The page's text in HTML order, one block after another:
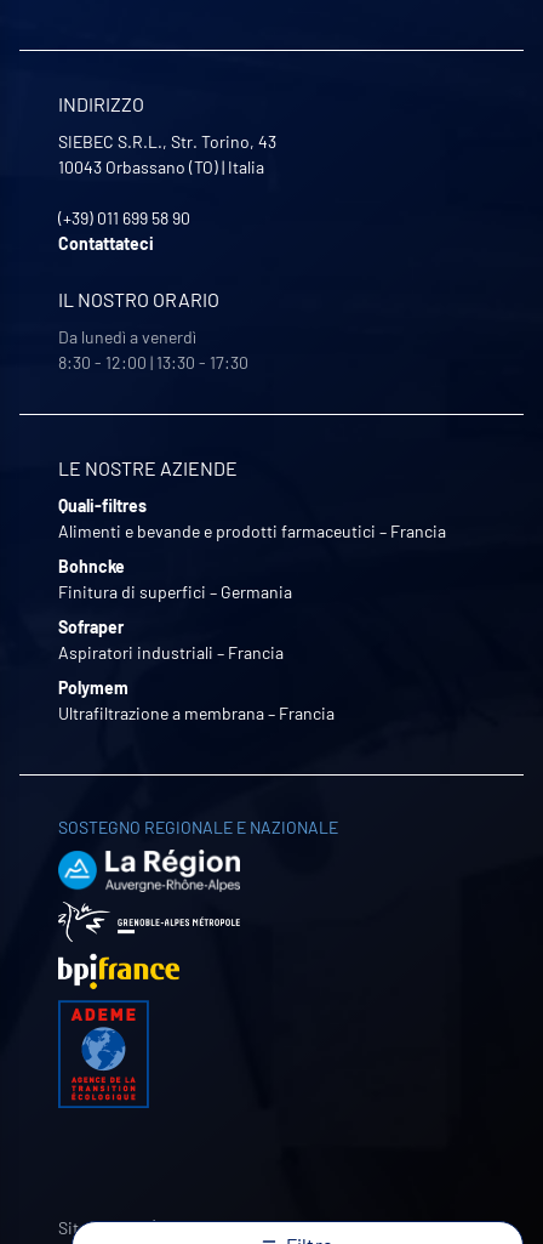
INDIRIZZO
SIEBEC S.R.L., Str. Torino, 43
10043 Orbassano (TO)| Italia
(+39) 011 699 58 90
Contattateci
IL NOSTRO ORARIO
Da lunedì a venerdì
8:30 - 12:00 | 13:30 - 17:30
LE NOSTRE AZIENDE
Quali-filtres
Alimenti e bevande e prodotti farmaceutici – Francia
Bohncke
Finitura di superfici – Germania
Sofraper
Aspiratori industriali – Francia
Polymem
Ultrafiltrazione a membrana – Francia
SOSTEGNO REGIONALE E NAZIONALE
Sito web di